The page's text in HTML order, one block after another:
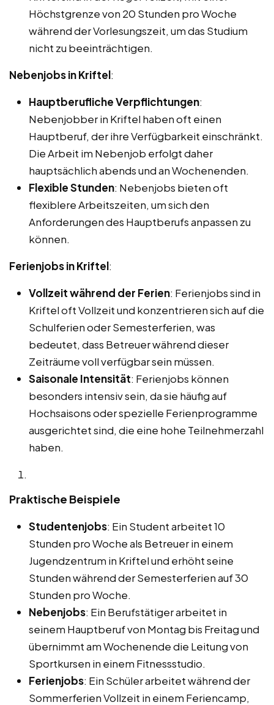
Höchstgrenze von 20 Stunden pro Woche
während der Vorlesungszeit, um das Studium
nicht zu beeinträchtigen.
Nebenjobs in Kriftel:
Hauptberufliche Verpflichtungen:
Nebenjobber in Kriftel haben oft einen
Hauptberuf, der ihre Verfügbarkeit einschränkt.
Die Arbeit im Nebenjob erfolgt daher
hauptsächlich abends und an Wochenenden.
Flexible Stunden: Nebenjobs bieten oft
flexiblere Arbeitszeiten, um sich den
Anforderungen des Hauptberufs anpassen zu
können.
Ferienjobs in Kriftel:
Vollzeit während der Ferien: Ferienjobs sind in
Kriftel oft Vollzeit und konzentrieren sich auf die
Schulferien oder Semesterferien, was
bedeutet, dass Betreuer während dieser
Zeiträume voll verfügbar sein müssen.
Saisonale Intensität: Ferienjobs können
besonders intensiv sein, da sie häufig auf
Hochsaisons oder spezielle Ferienprogramme
ausgerichtet sind, die eine hohe Teilnehmerzahl
haben.
Praktische Beispiele
Studentenjobs: Ein Student arbeitet 10
Stunden pro Woche als Betreuer in einem
Jugendzentrum in Kriftel und erhöht seine
Stunden während der Semesterferien auf 30
Stunden pro Woche.
Nebenjobs: Ein Berufstätiger arbeitet in
seinem Hauptberuf von Montag bis Freitag und
übernimmt am Wochenende die Leitung von
Sportkursen in einem Fitnessstudio.
Ferienjobs: Ein Schüler arbeitet während der
Sommerferien Vollzeit in einem Feriencamp,